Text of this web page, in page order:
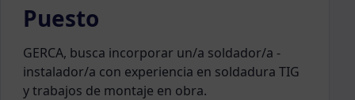
Puesto
GERCA, busca incorporar un/a soldador/a -
instalador/a con experiencia en soldadura TIG
y trabajos de montaje en obra.